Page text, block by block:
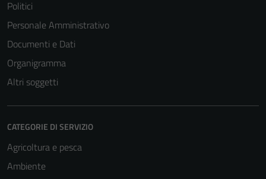
Politici
Personale Amministrativo
Documenti e Dati
Organigramma
Altri soggetti
CATEGORIE DI SERVIZIO
Agricoltura e pesca
Ambiente